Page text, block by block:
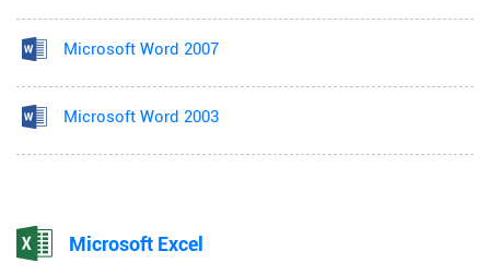
Microsoft Word 2007
Microsoft Word 2003
Microsoft Excel